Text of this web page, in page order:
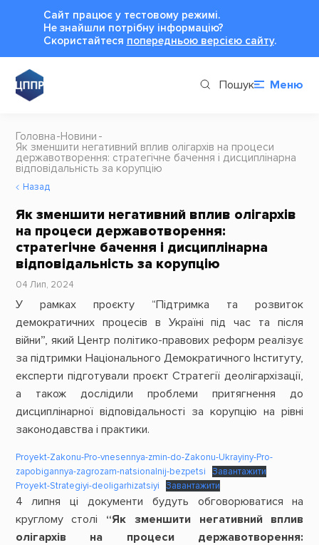
Сайт працює у тестовому режимі.
Не знайшли потрібну інформацію?
Cкористайтеся попередньою версією сайту.
Пошук Меню
Головна Новини
Як зменшити негативний вплив олігархів на процеси
державотворення: стратегічне бачення і дисциплінарна
відповідальність за корупцію
Назад
Як зменшити негативний вплив олігархів
на процеси державотворення:
стратегічне бачення і дисциплінарна
відповідальність за корупцію
04 Лип, 2024
У рамках проєкту “Підтримка та розвиток
демократичних процесів в Україні під час та після
війни”, який Центр політико-правових реформ реалізує
за підтримки Національного Демократичного Інституту,
експерти підготували проєкт Стратегії деолігархізації,
а також дослідили проблеми притягнення до
дисциплінарної відповідальності за корупцію на рівні
законодавства і практики.
Proyekt-Zakonu-Pro-vnesennya-zmin-do-Zakonu-Ukrayiny-Pro-
zapobigannya-zagrozam-natsionalnij-bezpetsi
Завантажити
Proyekt-Strategiyi-deoligarhizatsiyi
Завантажити
4 липня ці документи будуть обговорюватися на
круглому столі “Як зменшити негативний вплив
олігархів на процеси державотворення: